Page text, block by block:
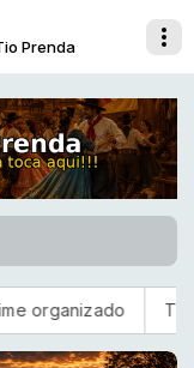
Piorar
TSE define